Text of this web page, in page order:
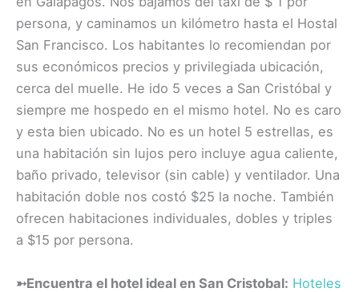
persona, y caminamos un kilómetro hasta el Hostal
San Francisco. Los habitantes lo recomiendan por
sus económicos precios y privilegiada ubicación,
cerca del muelle. He ido 5 veces a San Cristóbal y
siempre me hospedo en el mismo hotel. No es caro
y esta bien ubicado. No es un hotel 5 estrellas, es
una habitación sin lujos pero incluye agua caliente,
baño privado, televisor (sin cable) y ventilador. Una
habitación doble nos costó $25 la noche. También
ofrecen habitaciones individuales, dobles y triples
a $15 por persona.
➳Encuentra el hotel ideal en San Cristobal: Hoteles